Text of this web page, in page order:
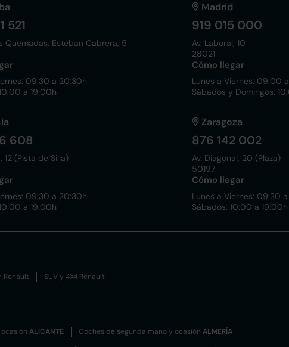
521
Quemadas. Esteban Cabrera, 5
09:30 a 20:30h
a 19:00h
Madrid
919 015 000
Av. Laboral, 10
28021
Cómo llegar
Lunes a Viernes: 09:00
Sábados y Domingos:
608
12 (Pista de Silla)
09:30 a 20:30h
a 19:00h
Zaragoza
876 142 002
Av. Diagonal, 20 (Plaza)
50197
Cómo llegar
Lunes a Viernes: 09:30
Sábados: 10:00 a 19:00h
Renault SUV y 4X4 Renault
ALICANTE Coches de segunda mano y ocasión ALMERÍA